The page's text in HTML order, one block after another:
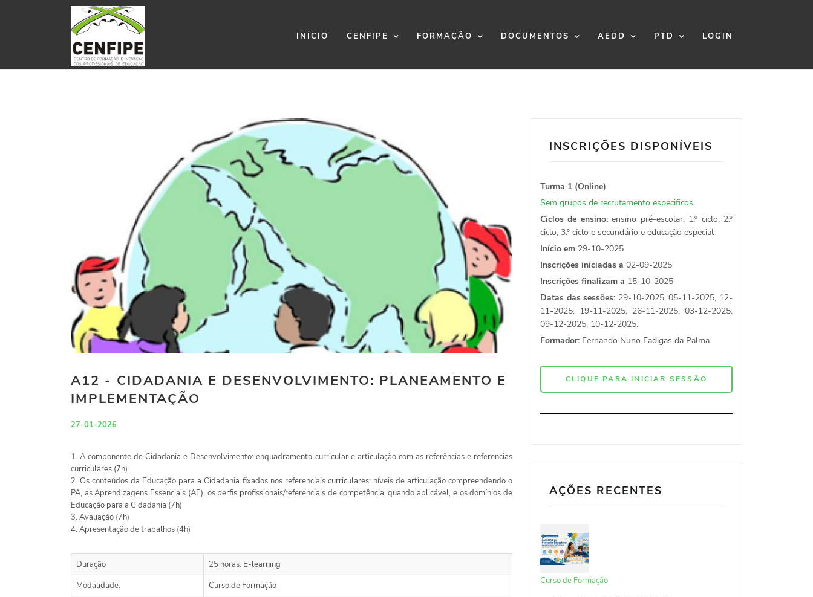
INÍCIO CENFIPE FORMAÇÃO DOCUMENTOS AEDD PTD LOGIN
A12 - CIDADANIA E DESENVOLVIMENTO: PLANEAMENTO E
IMPLEMENTAÇÃO
27-01-2026
1. A componente de Cidadania e Desenvolvimento: enquadramento curricular e articulação com as referências e referencias
curriculares (7h)
2. Os conteúdos da Educação para a Cidadania fixados nos referenciais curriculares: níveis de articulação compreendendo o
PA, as Aprendizagens Essenciais (AE), os perfis profissionais/referenciais de competência, quando aplicável, e os domínios de
Educação para a Cidadania (7h)
3. Avaliação (7h)
4. Apresentação de trabalhos (4h)
Duração
25 horas. E-learning
Modalidade:
Curso de Formação
INSCRIÇÕES DISPONÍVEIS
Turma 1 (Online)
Sem grupos de recrutamento especificos
Ciclos de ensino:ensino pré-escolar, 1.º ciclo, 2.º
ciclo, 3.º ciclo e secundário e educação especial
Início em 29-10-2025
Inscrições iniciadas a 02-09-2025
Inscrições finalizam a 15-10-2025
Datas das sessões: 29-10-2025, 05-11-2025, 12-
11-2025, 19-11-2025, 26-11-2025, 03-12-2025,
09-12-2025, 10-12-2025.
Formador: Fernando Nuno Fadigas da Palma
CLIQUE PARA INICIAR SESSÃO
AÇÕES RECENTES
Curso de Formação